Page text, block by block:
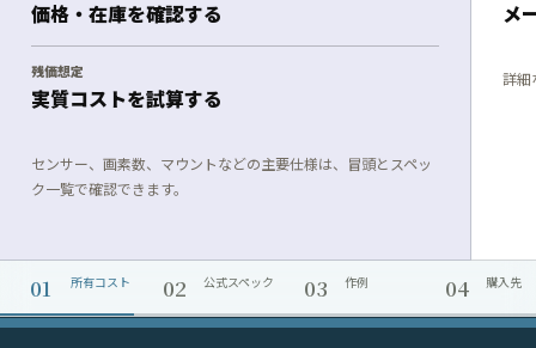
価格・在庫を確認する
残価想定
実質コストを試算する
センサー、画素数、マウントなどの主要仕様は、冒頭とスペッ
ク一覧で確認できます。
メ
詳細
01 所有コスト 02 公式スペック 03 作例 04 購入先